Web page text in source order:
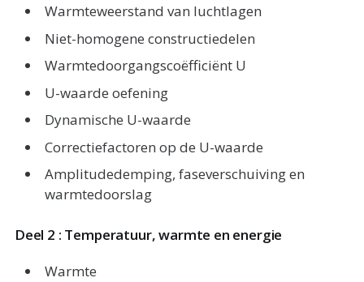
Warmteweerstand van luchtlagen
Niet-homogene constructiedelen
Warmtedoorgangscoëfficiënt U
U-waarde oefening
Dynamische U-waarde
Correctiefactoren op de U-waarde
Amplitudedemping, faseverschuiving en
warmtedoorslag
Deel 2 : Temperatuur, warmte en energie
Warmte